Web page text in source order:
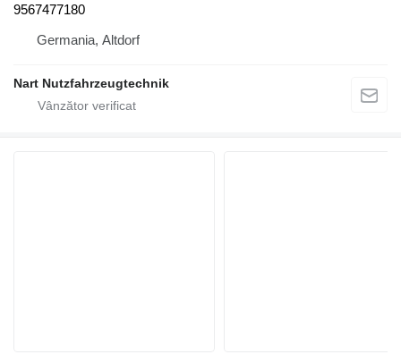
9567477180
Germania, Altdorf
Nart Nutzfahrzeugtechnik